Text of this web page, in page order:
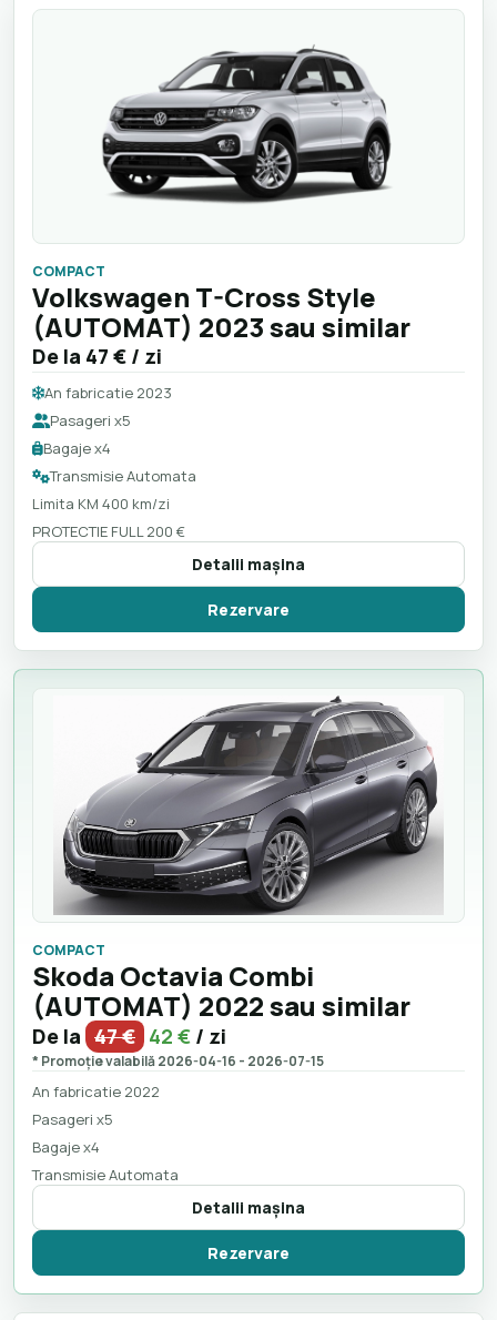
COMPACT
Volkswagen T-Cross Style
(AUTOMAT) 2023 sau similar
De la 47 € / zi
An fabricatie 2023
Pasageri x5
Bagaje x4
Transmisie Automata
Limita KM 400 km/zi
PROTECTIE FULL 200 €
Detalii maşina
Rezervare
COMPACT
Skoda Octavia Combi
(AUTOMAT) 2022 sau similar
De la 47 € 42 € / zi
* Promoție valabilă 2026-04-16 - 2026-07-15
An fabricatie 2022
Pasageri x5
Bagaje x4
Transmisie Automata
Detalii maşina
Rezervare